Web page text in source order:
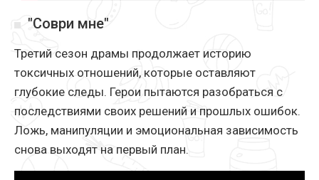
"Соври мне"
Третий сезон драмы продолжает историю
токсичных отношений, которые оставляют
глубокие следы. Герои пытаются разобраться с
последствиями своих решений и прошлых ошибок.
Ложь, манипуляции и эмоциональная зависимость
снова выходят на первый план.